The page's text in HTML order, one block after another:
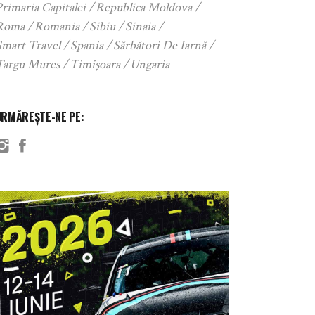
Capitalei
Republica Moldova
Romania Sibiu
Sinaia
Travel
Spania
Sărbători De Iarnă
Mures
Timișoara Ungaria
NE PE: